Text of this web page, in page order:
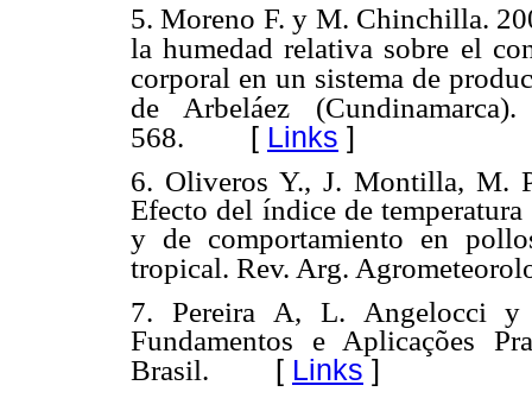
5. Moreno F. y M. Chinchilla.
la humedad relativa sobre el
corporal en un sistema de
de Arbeláez
568. [ Links ]
6. Oliveros Y., J. Montilla, M.
Efecto del índice de
y de comportamiento en
tropical. Rev. Arg.
7. Pereira A, L. Angelocci y
Fundamentos e Aplicações
Brasil. [ Links ]